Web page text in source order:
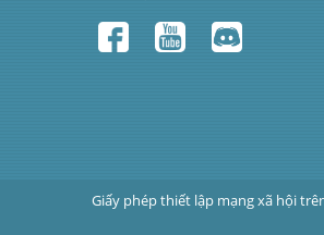
Giấy phép thiết lập mạng xã hội